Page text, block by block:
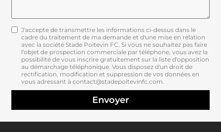
J'accepte de transmettre les informations ci-dessus dans le
cadre du traitement de ma demande et d'une mise en relation
avec la société Stade Poitevin FC. Si vous ne souhaitez pas faire
l'objet de prospection commerciale par téléphone, vous avez la
possibilité de vous inscrire gratuitement sur la liste d'opposition
au démarchage téléphonique. Vous disposez d'un droit de
rectification, modification et suppression de vos données en
vous adressant à contact@stadepoitevinfc.com.
Envoyer